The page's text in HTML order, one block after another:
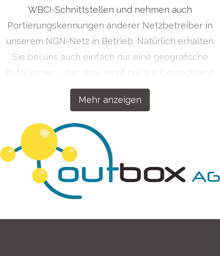
Mehr anzeigen
WBCI-Schnittstellen und nehmen auch
Portierungskennungen anderer Netzbetreiber in
unserem NGN-Netz in Betrieb. Natürlich erhalten
Sie bei uns auch einfach nur eine geografische
Rufnummer – das aber nicht nur aus Deutschland,
sondern auf Wunsch auch aus über 50 Ländern
weltweit. Getreu dem Motto „Wenn wir etwas
unsere Kommunikationslösungen für Ihren Erfolg
konzipiert.